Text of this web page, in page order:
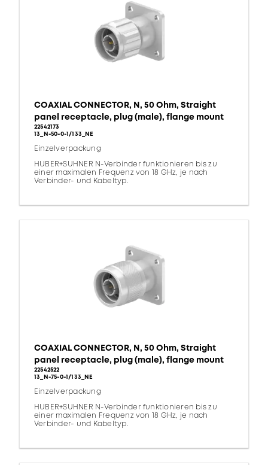
COAXIAL CONNECTOR, N, 50 Ohm, Straight
panel receptacle, plug (male), flange mount
22542173
13_N-50-0-1/133_NE
Einzelverpackung
HUBER+SUHNER N-Verbinder funktionieren bis zu
einer maximalen Frequenz von 18 GHz, je nach
Verbinder- und Kabeltyp.
COAXIAL CONNECTOR, N, 50 Ohm, Straight
panel receptacle, plug (male), flange mount
22542522
13_N-75-0-1/133_NE
Einzelverpackung
HUBER+SUHNER N-Verbinder funktionieren bis zu
einer maximalen Frequenz von 18 GHz, je nach
Verbinder- und Kabeltyp.